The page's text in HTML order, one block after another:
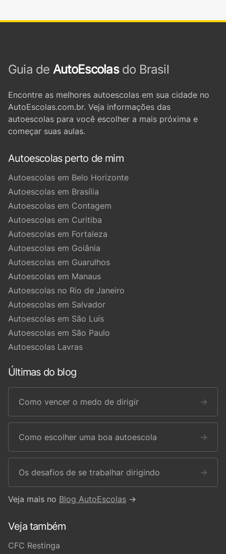
Guia de AutoEscolasdo Brasil
Encontre as melhores autoescolas em sua cidade no
AutoEscolas.com.br. Veja informações das
autoescolas para você escolher a mais próxima e
começar suas aulas.
Autoescolas perto de mim
Autoescolas em Belo Horizonte
Autoescolas em Brasília
Autoescolas em Contagem
Autoescolas em Curitiba
Autoescolas em Fortaleza
Autoescolas em Goiânia
Autoescolas em Guarulhos
Autoescolas em Manaus
Autoescolas no Rio de Janeiro
Autoescolas em Salvador
Autoescolas em São Luís
Autoescolas em São Paulo
Autoescolas Lavras
Últimas do blog
Como vencer o medo de dirigir →
Como escolher uma boa autoescola →
Os desafios de se trabalhar dirigindo →
Veja mais no Blog AutoEscolas →
Veja também
CFC Restinga